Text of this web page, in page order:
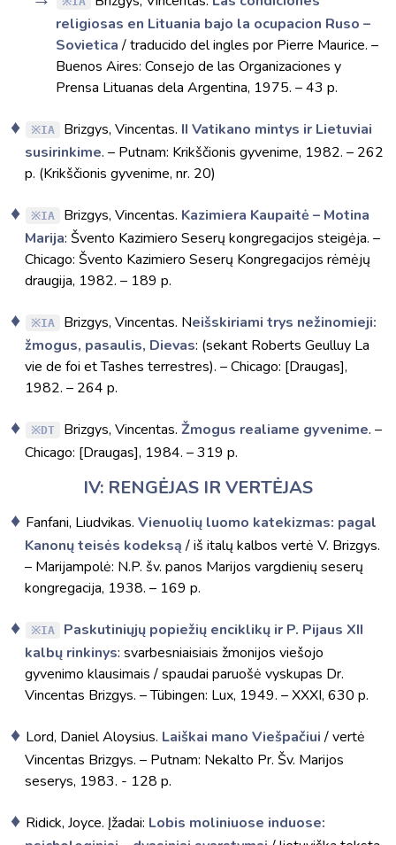
religiosas en Lituania bajo la ocupacion Ruso –
Sovietica/ traducido del ingles por Pierre Maurice. –
Buenos Aires: Consejo de las Organizaciones y
Prensa Lituanas dela Argentina, 1975. – 43 p.
IA Brizgys, Vincentas. II Vatikano mintys ir Lietuviai
susirinkime. – Putnam: Krikščionis gyvenime, 1982. – 262
p. (Krikščionis gyvenime, nr. 20)
IA Brizgys, Vincentas. Kazimiera Kaupaitė – Motina
Marija: Švento Kazimiero Seserų kongregacijos steigėja. –
Chicago: Švento Kazimiero Seserų Kongregacijos rėmėjų
draugija, 1982. – 189 p.
IA Brizgys, Vincentas. Neišskiriami trys nežinomieji:
žmogus, pasaulis, Dievas: (sekant Roberts Geulluy La
vie de foi et Tashes terrestres). – Chicago: [Draugas],
1982. – 264 p.
DT Brizgys, Vincentas. Žmogus realiame gyvenime. –
Chicago: [Draugas], 1984. – 319 p.
IV: RENGĖJAS IR VERTĖJAS
Fanfani, Liudvikas. Vienuolių luomo katekizmas: pagal
Kanonų teisės kodeksą/ iš italų kalbos vertė V. Brizgys.
– Marijampolė: N.P. šv. panos Marijos vargdienių seserų
kongregacija, 1938. – 169 p.
IA
Paskutiniųjų popiežių enciklikų ir P. Pijaus XII
kalbų rinkinys: svarbesniaisiais žmonijos viešojo
gyvenimo klausimais / spaudai paruošė vyskupas Dr.
Vincentas Brizgys. – Tübingen: Lux, 1949. – XXXI, 630 p.
Lord, Daniel Aloysius. Laiškai mano Viešpačiui/ vertė
Vincentas Brizgys. – Putnam: Nekalto Pr. Šv. Marijos
seserys, 1983. - 128 p.
Ridick, Joyce. Įžadai: Lobis moliniuose induose: